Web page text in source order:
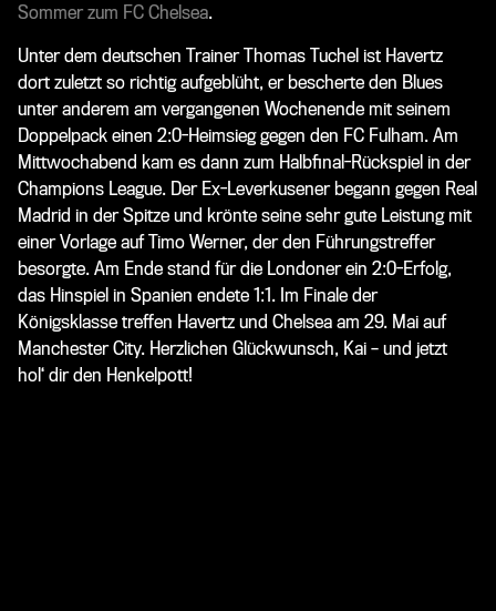
Sommer zum FC Chelsea.
Unter dem deutschen Trainer Thomas Tuchel ist Havertz
dort zuletzt so richtig aufgeblüht, er bescherte den Blues
unter anderem am vergangenen Wochenende mit seinem
Doppelpack einen 2:0-Heimsieg gegen den FC Fulham. Am
Mittwochabend kam es dann zum Halbfinal-Rückspiel in der
Champions League. Der Ex-Leverkusener begann gegen Real
Madrid in der Spitze und krönte seine sehr gute Leistung mit
einer Vorlage auf Timo Werner, der den Führungstreffer
besorgte. Am Ende stand für die Londoner ein 2:0-Erfolg,
das Hinspiel in Spanien endete 1:1. Im Finale der
Königsklasse treffen Havertz und Chelsea am 29. Mai auf
Manchester City. Herzlichen Glückwunsch, Kai – und jetzt
hol‘ dir den Henkelpott!